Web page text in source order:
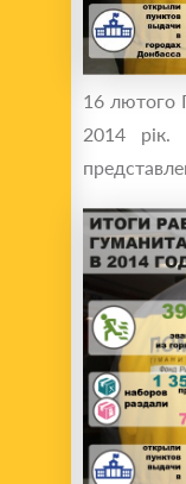
16 лютого
2014 рік.